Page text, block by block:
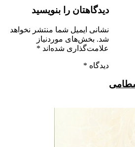
دیدگاهتان را بنویسید
نشانی ایمیل شما منتشر نخواهد
شد. بخش‌های موردنیاز
علامت‌گذاری شده‌اند *
دیدگاه *